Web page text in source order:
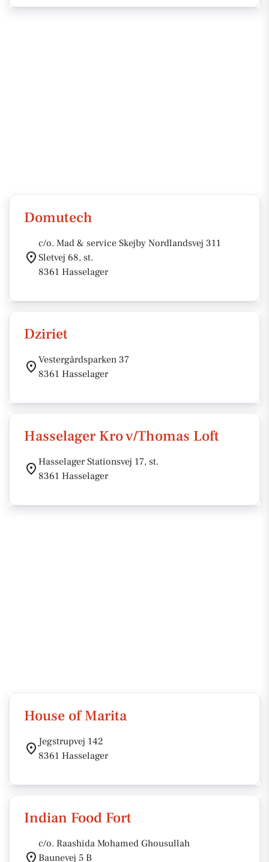
Domutech
c/o. Mad & service Skejby Nordlandsvej 311
Sletvej 68, st.
8361 Hasselager
Dziriet
Vestergårdsparken 37
8361 Hasselager
Hasselager Kro v/Thomas Loft
Hasselager Stationsvej 17, st.
8361 Hasselager
House of Marita
Jegstrupvej 142
8361 Hasselager
Indian Food Fort
c/o. Raashida Mohamed Ghousullah
Baunevej 5 B